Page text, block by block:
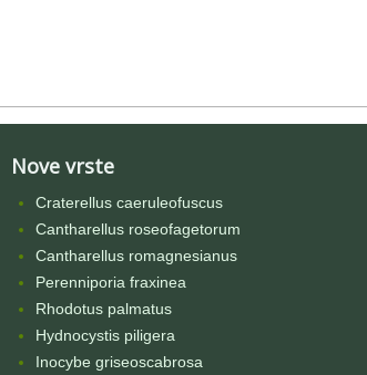
Nove vrste
Craterellus caeruleofuscus
Cantharellus roseofagetorum
Cantharellus romagnesianus
Perenniporia fraxinea
Rhodotus palmatus
Hydnocystis piligera
Inocybe griseoscabrosa